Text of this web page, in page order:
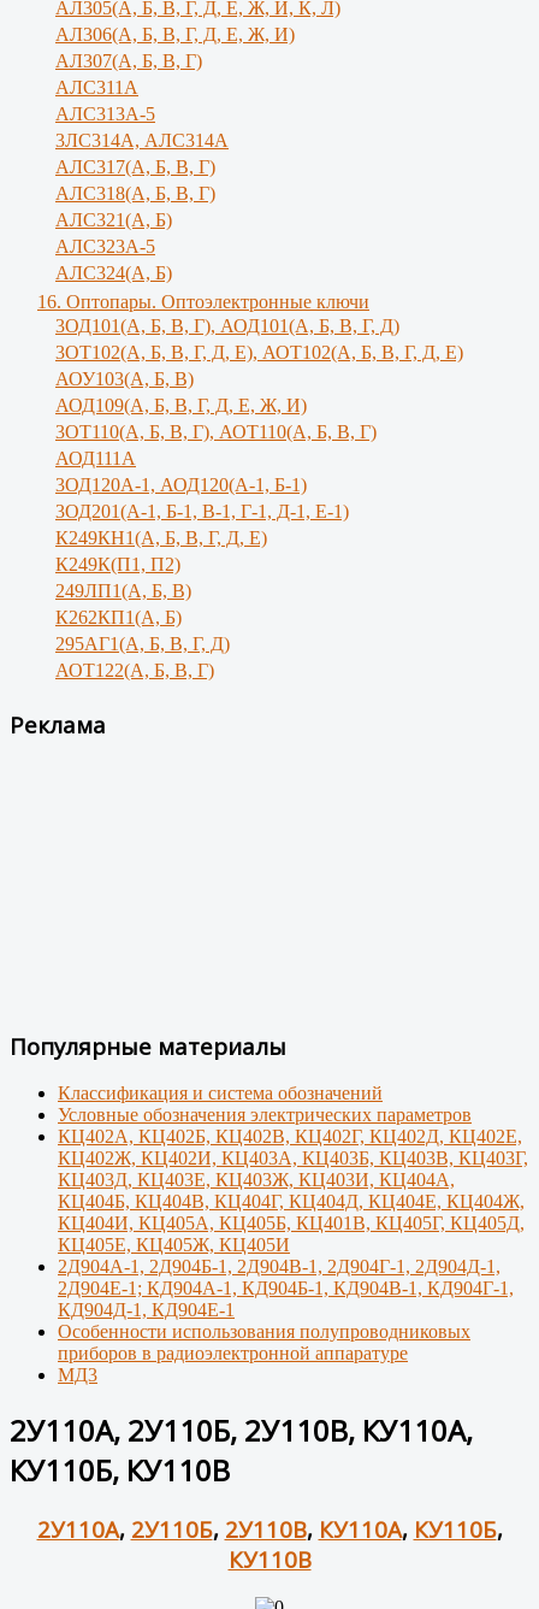
АЛ305(А, Б, В, Г, Д, Е, Ж, И, К, Л)
AЛ306(A, Б, В, Г, Д, Е, Ж, И)
AЛ307(A, Б, В, Г)
АЛС311А
АЛС313А-5
3ЛС314А, АЛС314А
АЛС317(А, Б, В, Г)
АЛС318(А, Б, В, Г)
АЛС321(А, Б)
АЛС323А-5
АЛС324(А, Б)
16. Оптопары. Оптоэлектронные ключи
3ОД101(А, Б, В, Г), АОД101(А, Б, В, Г, Д)
3ОТ102(А, Б, В, Г, Д, Е), АОТ102(А, Б, В, Г, Д, Е)
АОУ103(А, Б, В)
АОД109(А, Б, В, Г, Д, Е, Ж, И)
3ОТ110(А, Б, В, Г), АОТ110(А, Б, В, Г)
АОД111А
3ОД120А-1, АОД120(А-1, Б-1)
3ОД201(А-1, Б-1, В-1, Г-1, Д-1, Е-1)
К249КН1(А, Б, В, Г, Д, Е)
К249К(П1, П2)
249ЛП1(А, Б, В)
К262КП1(А, Б)
295АГ1(А, Б, В, Г, Д)
АОТ122(А, Б, В, Г)
Реклама
Популярные материалы
Классификация и система обозначений
Условные обозначения электрических параметров
КЦ402А, КЦ402Б, КЦ402В, КЦ402Г, КЦ402Д, КЦ402Е,
КЦ402Ж, КЦ402И, КЦ403А, КЦ403Б, КЦ403В, КЦ403Г,
КЦ403Д, КЦ403Е, КЦ403Ж, КЦ403И, КЦ404А,
КЦ404Б, КЦ404В, КЦ404Г, КЦ404Д, КЦ404Е, КЦ404Ж,
КЦ404И, КЦ405А, КЦ405Б, КЦ401В, КЦ405Г, КЦ405Д,
КЦ405Е, КЦ405Ж, КЦ405И
2Д904А-1, 2Д904Б-1, 2Д904В-1, 2Д904Г-1, 2Д904Д-1,
2Д904Е-1; КД904А-1, КД904Б-1, КД904В-1, КД904Г-1,
КД904Д-1, КД904Е-1
Особенности использования полупроводниковых
приборов в радиоэлектронной аппаратуре
МД3
2У110А, 2У110Б, 2У110В, КУ110А,
КУ110Б, КУ110В
2У110А, 2У110Б, 2У110В, КУ110А, КУ110Б,
КУ110В